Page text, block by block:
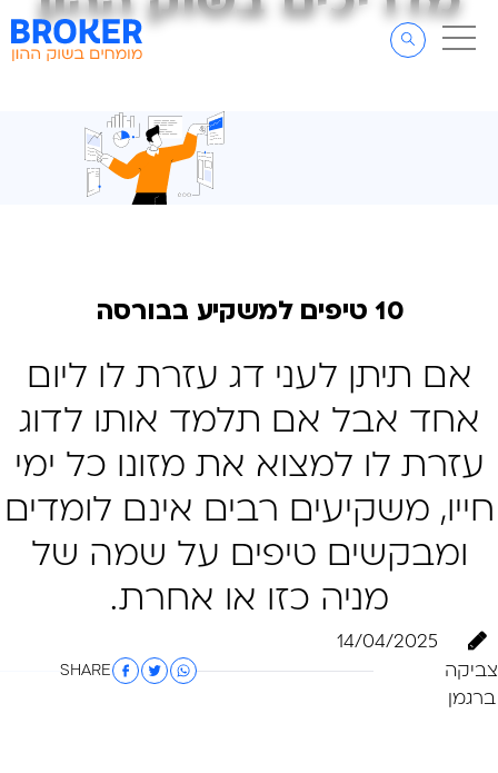
דלג לסרגל הניווט
דלג לתוכן
10 טיפים למשקיע בבורסה
אם תיתן לעני דג עזרת לו ליום
אחד אבל אם תלמד אותו לדוג
עזרת לו למצוא את מזונו כל ימי
חייו, משקיעים רבים אינם לומדים
ומבקשים טיפים על שמה של
מניה כזו או אחרת.
צביקה
ברגמן
14/04/2025
SHARE